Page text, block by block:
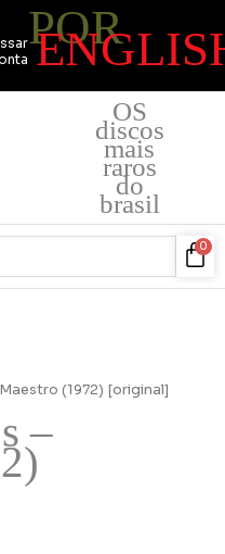
POR
OS
discos
mais
raros
do
brasil
0
(1972) [original]
–